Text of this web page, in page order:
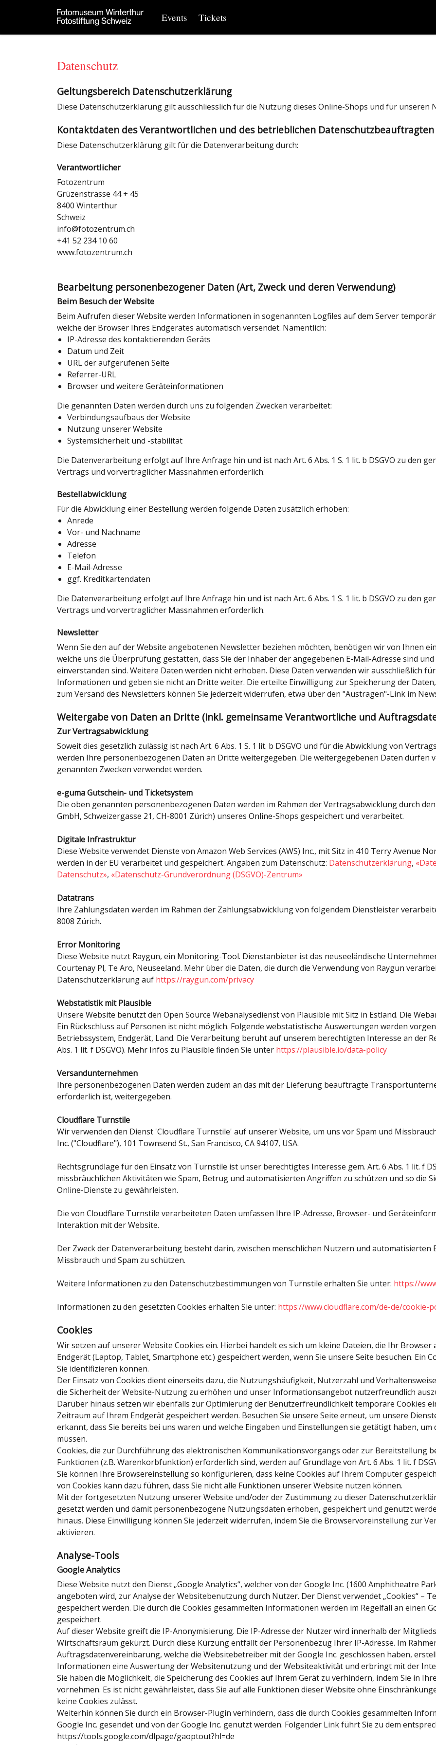
Events Tickets
Datenschutz
Geltungsbereich Datenschutzerklärung
Diese Datenschutzerklärung gilt ausschliesslich für die Nutzung dieses Online-Shops und für unseren
Kontaktdaten des Verantwortlichen und des betrieblichen Datenschutzbeauftragten
Diese Datenschutzerklärung gilt für die Datenverarbeitung durch:
Verantwortlicher
Fotozentrum
Grüzenstrasse 44 + 45
8400 Winterthur
Schweiz
info@fotozentrum.ch
+41 52 234 10 60
www.fotozentrum.ch
Bearbeitung personenbezogener Daten (Art, Zweck und deren Verwendung)
Beim Besuch der Website
Beim Aufrufen dieser Website werden Informationen in sogenannten Logfiles auf dem Server
welche der Browser Ihres Endgerätes automatisch versendet. Namentlich:
IP-Adresse des kontaktierenden Geräts
Datum und Zeit
URL der aufgerufenen Seite
Referrer-URL
Browser und weitere Geräteinformationen
Die genannten Daten werden durch uns zu folgenden Zwecken verarbeitet:
Verbindungsaufbaus der Website
Nutzung unserer Website
Systemsicherheit und -stabilität
Die Datenverarbeitung erfolgt auf Ihre Anfrage hin und ist nach Art. 6 Abs. 1 S. 1 lit. b DSGVO zu den
Vertrags und vorvertraglicher Massnahmen erforderlich.
Bestellabwicklung
Für die Abwicklung einer Bestellung werden folgende Daten zusätzlich erhoben:
Anrede
Vor- und Nachname
Adresse
Telefon
E-Mail-Adresse
ggf. Kreditkartendaten
Die Datenverarbeitung erfolgt auf Ihre Anfrage hin und ist nach Art. 6 Abs. 1 S. 1 lit. b DSGVO zu den
Vertrags und vorvertraglicher Massnahmen erforderlich.
Newsletter
Wenn Sie den auf der Website angebotenen Newsletter beziehen möchten, benötigen wir von Ihnen
welche uns die Überprüfung gestatten, dass Sie der Inhaber der angegebenen E-Mail-Adresse sind
einverstanden sind. Weitere Daten werden nicht erhoben. Diese Daten verwenden wir ausschließlich
Informationen und geben sie nicht an Dritte weiter. Die erteilte Einwilligung zur Speicherung der
zum Versand des Newsletters können Sie jederzeit widerrufen, etwa über den "Austragen"-Link im
Weitergabe von Daten an Dritte (inkl. gemeinsame Verantwortliche und
Zur Vertragsabwicklung
Soweit dies gesetzlich zulässig ist nach Art. 6 Abs. 1 S. 1 lit. b DSGVO und für die Abwicklung von
werden Ihre personenbezogenen Daten an Dritte weitergegeben. Die weitergegebenen Daten dürfen
genannten Zwecken verwendet werden.
e-guma Gutschein- und Ticketsystem
Die oben genannten personenbezogenen Daten werden im Rahmen der Vertragsabwicklung durch
GmbH, Schweizergasse 21, CH-8001 Zürich) unseres Online-Shops gespeichert und verarbeitet.
Digitale Infrastruktur
Diese Website verwendet Dienste von Amazon Web Services (AWS) Inc., mit Sitz in 410 Terry Avenue
werden in der EU verarbeitet und gespeichert. Angaben zum Datenschutz: Datenschutzerklärung,
Datenschutz», «Datenschutz-Grundverordnung (DSGVO)-Zentrum»
Datatrans
Ihre Zahlungsdaten werden im Rahmen der Zahlungsabwicklung von folgendem Dienstleister
8008 Zürich.
Error Monitoring
Diese Website nutzt Raygun, ein Monitoring-Tool. Dienstanbieter ist das neuseeländische
Courtenay Pl, Te Aro, Neuseeland. Mehr über die Daten, die durch die Verwendung von Raygun
Datenschutzerklärung auf https://raygun.com/privacy
Webstatistik mit Plausible
Unsere Website benutzt den Open Source Webanalysedienst von Plausible mit Sitz in Estland. Die
Ein Rückschluss auf Personen ist nicht möglich. Folgende webstatistische Auswertungen werden
Betriebssystem, Endgerät, Land. Die Verarbeitung beruht auf unserem berechtigten Interesse an der
Abs. 1 lit. f DSGVO). Mehr Infos zu Plausible finden Sie unter https://plausible.io/data-policy
Versandunternehmen
Ihre personenbezogenen Daten werden zudem an das mit der Lieferung beauftragte
erforderlich ist, weitergegeben.
Cloudflare Turnstile
Wir verwenden den Dienst 'Cloudflare Turnstile' auf unserer Website, um uns vor Spam und
Inc. ("Cloudflare"), 101 Townsend St., San Francisco, CA 94107, USA.
Rechtsgrundlage für den Einsatz von Turnstile ist unser berechtigtes Interesse gem. Art. 6 Abs. 1 lit. f
missbräuchlichen Aktivitäten wie Spam, Betrug und automatisierten Angriffen zu schützen und so die
Online-Dienste zu gewährleisten.
Die von Cloudflare Turnstile verarbeiteten Daten umfassen Ihre IP-Adresse, Browser- und
Interaktion mit der Website.
Der Zweck der Datenverarbeitung besteht darin, zwischen menschlichen Nutzern und automatisierten
Missbrauch und Spam zu schützen.
Weitere Informationen zu den Datenschutzbestimmungen von Turnstile erhalten Sie unter: https://
Informationen zu den gesetzten Cookies erhalten Sie unter: https://www.cloudflare.com/de-de/cookie-
Cookies
Wir setzen auf unserer Website Cookies ein. Hierbei handelt es sich um kleine Dateien, die Ihr
Endgerät (Laptop, Tablet, Smartphone etc.) gespeichert werden, wenn Sie unsere Seite besuchen. Ein
Sie identifizieren können.
Der Einsatz von Cookies dient einerseits dazu, die Nutzungshäufigkeit, Nutzerzahl und
die Sicherheit der Website-Nutzung zu erhöhen und unser Informationsangebot nutzerfreundlich
Darüber hinaus setzen wir ebenfalls zur Optimierung der Benutzerfreundlichkeit temporäre Cookies
Zeitraum auf Ihrem Endgerät gespeichert werden. Besuchen Sie unsere Seite erneut, um unsere
erkannt, dass Sie bereits bei uns waren und welche Eingaben und Einstellungen sie getätigt haben,
müssen.
Cookies, die zur Durchführung des elektronischen Kommunikationsvorgangs oder zur Bereitstellung
Funktionen (z.B. Warenkorbfunktion) erforderlich sind, werden auf Grundlage von Art. 6 Abs. 1 lit. f
Sie können Ihre Browsereinstellung so konfigurieren, dass keine Cookies auf Ihrem Computer
von Cookies kann dazu führen, dass Sie nicht alle Funktionen unserer Website nutzen können.
Mit der fortgesetzten Nutzung unserer Website und/oder der Zustimmung zu dieser
gesetzt werden und damit personenbezogene Nutzungsdaten erhoben, gespeichert und genutzt
hinaus. Diese Einwilligung können Sie jederzeit widerrufen, indem Sie die Browservoreinstellung zur
aktivieren.
Analyse-Tools
Google Analytics
Diese Website nutzt den Dienst „Google Analytics“, welcher von der Google Inc. (1600 Amphitheatre
angeboten wird, zur Analyse der Websitebenutzung durch Nutzer. Der Dienst verwendet „Cookies“ –
gespeichert werden. Die durch die Cookies gesammelten Informationen werden im Regelfall an einen
gespeichert.
Auf dieser Website greift die IP-Anonymisierung. Die IP-Adresse der Nutzer wird innerhalb der
Wirtschaftsraum gekürzt. Durch diese Kürzung entfällt der Personenbezug Ihrer IP-Adresse. Im
Auftragsdatenvereinbarung, welche die Websitebetreiber mit der Google Inc. geschlossen haben,
Informationen eine Auswertung der Websitenutzung und der Websiteaktivität und erbringt mit der
Sie haben die Möglichkeit, die Speicherung des Cookies auf Ihrem Gerät zu verhindern, indem Sie in
vornehmen. Es ist nicht gewährleistet, dass Sie auf alle Funktionen dieser Website ohne
keine Cookies zulässt.
Weiterhin können Sie durch ein Browser-Plugin verhindern, dass die durch Cookies gesammelten
Google Inc. gesendet und von der Google Inc. genutzt werden. Folgender Link führt Sie zu dem
https://tools.google.com/dlpage/gaoptout?hl=de